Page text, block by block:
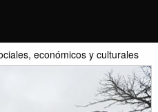
económicos y culturales